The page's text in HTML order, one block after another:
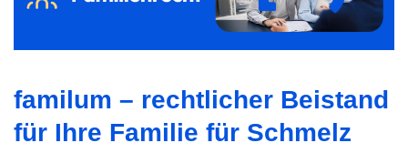
familum – rechtlicher Beistand
für Ihre Familie für Schmelz